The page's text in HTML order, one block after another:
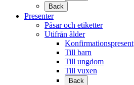
Back
Presenter
Påsar och etiketter
Utifrån ålder
Konfirmationspresent
Till barn
Till ungdom
Till vuxen
Back